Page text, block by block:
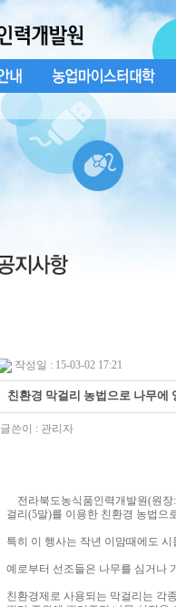
작성일 : 15-03-02 17:21
친환경 막걸리 농법으로 나무에
글쓴이 : 관리자
전라북도농식품인력개발원(원장
걸리(5말)를 이용한 친환경 농법으
특히 이 행사는 작년 이맘때에도
예로부터 선조들은 나무를 심거나
친환경제로 사용되는 막걸리는 각